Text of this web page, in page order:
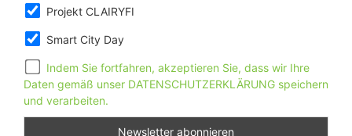
Projekt CLAIRYFI
Smart City Day
Indem Sie fortfahren, akzeptieren Sie, dass wir Ihre
Daten gemäß unser DATENSCHUTZERKLÄRUNG speichern
und verarbeiten.